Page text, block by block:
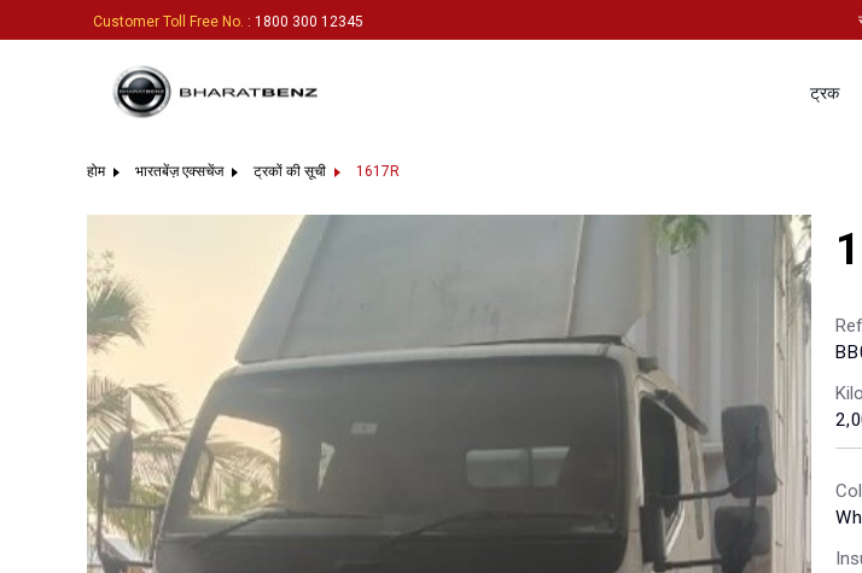
Customer Toll Free No. : 1800 300 12345
ट्रक
होम भारतबेंज़ एक्सचेंज ट्रकों की सूची 1617R